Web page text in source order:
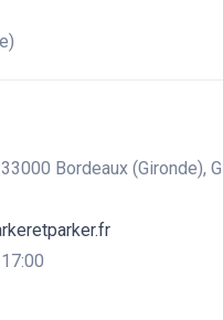
Bordeaux (Gironde),